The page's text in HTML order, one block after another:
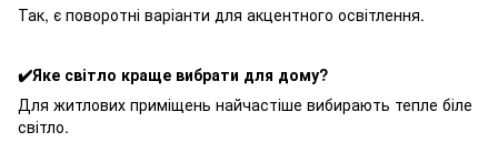
Так, є поворотні варіанти для акцентного освітлення.
✔️Яке світло краще вибрати для дому?
Для житлових приміщень найчастіше вибирають тепле біле
світло.